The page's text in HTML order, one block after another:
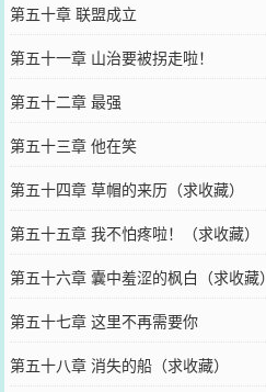
第五十章 联盟成立
第五十一章 山治要被拐走啦！
第五十二章 最强
第五十三章 他在笑
第五十四章 草帽的来历（求收藏）
第五十五章 我不怕疼啦！（求收藏）
第五十六章 囊中羞涩的枫白（求收藏）
第五十七章 这里不再需要你
第五十八章 消失的船（求收藏）